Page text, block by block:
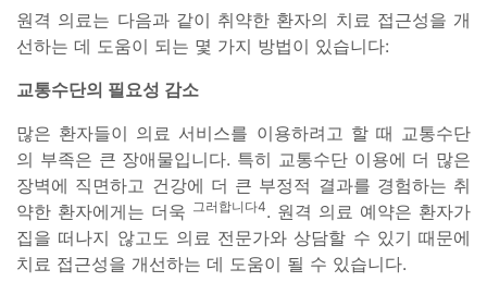
원격 의료는 다음과 같이 취약한 환자의 치료 접근성을 개
선하는 데 도움이 되는 몇 가지 방법이 있습니다:
교통수단의 필요성 감소
많은 환자들이 의료 서비스를 이용하려고 할 때 교통수단
의 부족은 큰 장애물입니다. 특히 교통수단 이용에 더 많은
장벽에 직면하고 건강에 더 큰 부정적 결과를 경험하는 취
약한 환자에게는 더욱 그러합니다4. 원격 의료 예약은 환자가
집을 떠나지 않고도 의료 전문가와 상담할 수 있기 때문에
치료 접근성을 개선하는 데 도움이 될 수 있습니다.